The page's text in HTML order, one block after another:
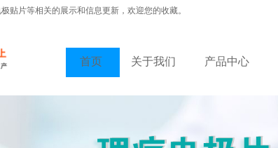
贴片等相关的展示和信息更新，欢迎您的收藏。
首页 关于我们 产品中心